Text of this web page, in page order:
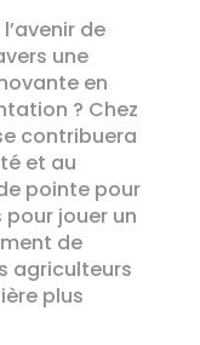
de
une
en
? Chez
contribuera
et au
pointe pour
pour jouer un
de
agriculteurs
plus